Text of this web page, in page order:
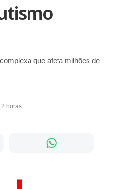
que afeta milhões de
2 horas